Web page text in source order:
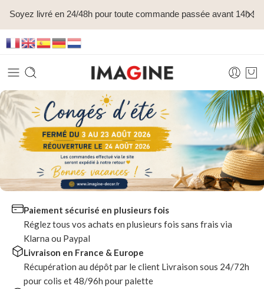
Soyez livré en 24/48h pour toute commande passée avant 14h !
Paiement sécurisé en plusieurs fois
Réglez tous vos achats en plusieurs fois sans frais via
Klarna ou Paypal
Livraison en France & Europe
Récupération au dépôt par le client Livraison sous 24/72h
pour colis et 48/96h pour palette